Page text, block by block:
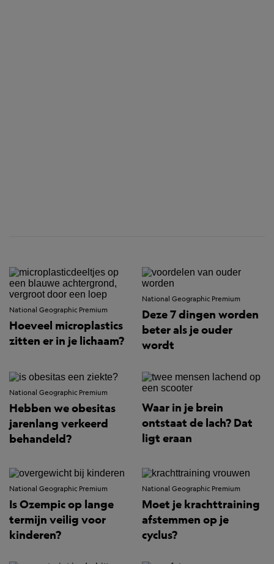
National Geographic Premium
Hoeveel microplastics
zitten er in je lichaam?
National Geographic Premium
Deze 7 dingen worden
beter als je ouder
wordt
National Geographic Premium
Hebben we obesitas
jarenlang verkeerd
behandeld?
Waar in je brein
ontstaat de lach? Dat
ligt eraan
National Geographic Premium
Is Ozempic op lange
termijn veilig voor
kinderen?
National Geographic Premium
Moet je krachttraining
afstemmen op je
cyclus?